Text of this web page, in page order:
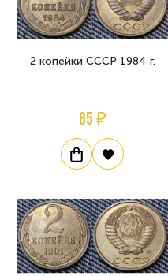
2 копейки СССР 1984 г.
85 ₽